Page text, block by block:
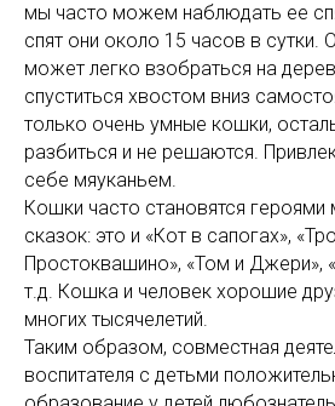
мы часто можем наблюдать ее
спят они около 15 часов в сутки.
может легко взобраться на
спуститься хвостом вниз
только очень умные кошки,
разбиться и не решаются.
себе мяуканьем.
Кошки часто становятся героями
сказок: это и «Кот в сапогах»,
Простоквашино», «Том и Джери»,
т.д. Кошка и человек хорошие
многих тысячелетий.
Таким образом, совместная
воспитателя с детьми